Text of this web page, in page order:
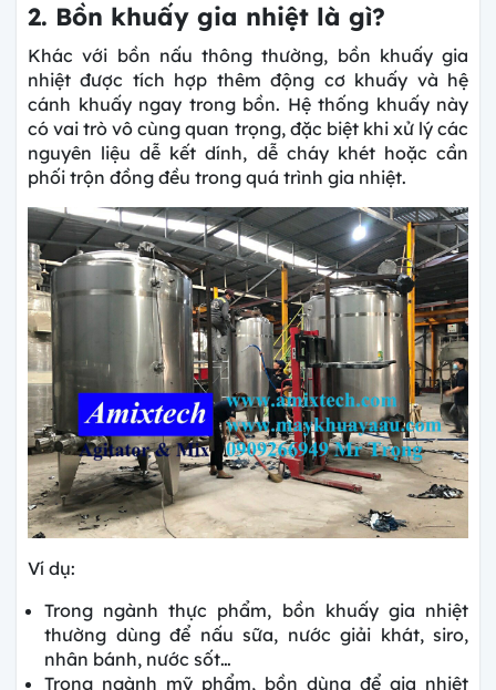
2. Bồn khuấy gia nhiệt là gì?
Khác với bồn nấu thông thường, bồn khuấy gia
nhiệt được tích hợp thêm động cơ khuấy và hệ
cánh khuấy ngay trong bồn. Hệ thống khuấy này
có vai trò vô cùng quan trọng, đặc biệt khi xử lý các
nguyên liệu dễ kết dính, dễ cháy khét hoặc cần
phối trộn đồng đều trong quá trình gia nhiệt.
Ví dụ:
Trong ngành thực phẩm, bồn khuấy gia nhiệt
thường dùng để nấu sữa, nước giải khát, siro,
nhân bánh, nước sốt…
Trong ngành mỹ phẩm, bồn dùng để gia nhiệt